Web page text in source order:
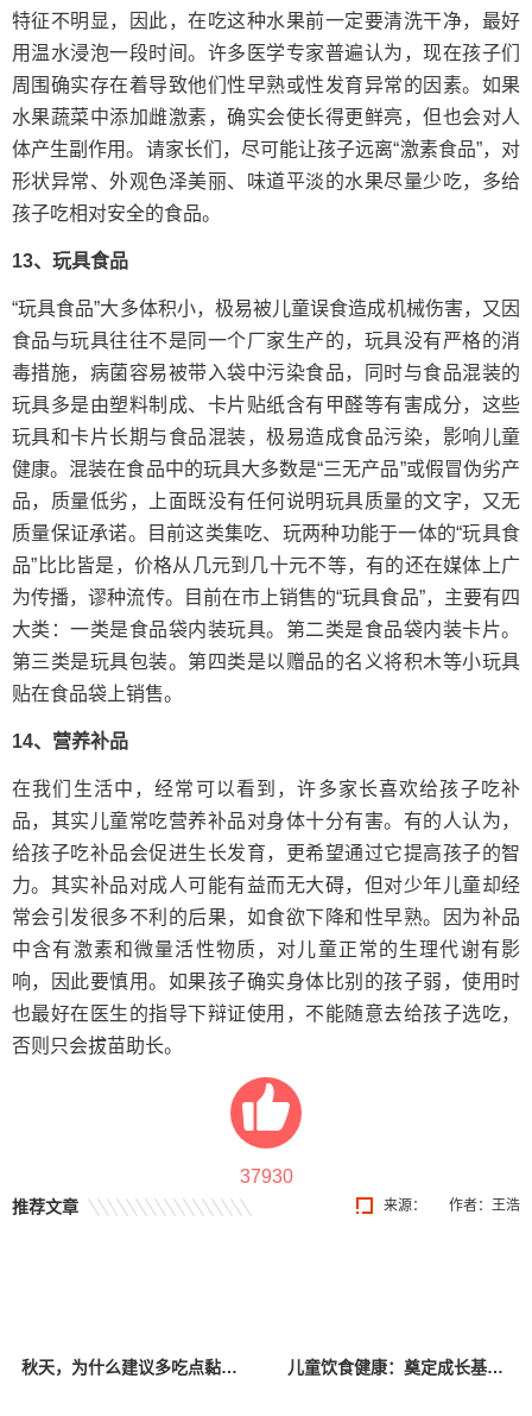
特征不明显，因此，在吃这种水果前一定要清洗干净，最好
用温水浸泡一段时间。许多医学专家普遍认为，现在孩子们
周围确实存在着导致他们性早熟或性发育异常的因素。如果
水果蔬菜中添加雌激素，确实会使长得更鲜亮，但也会对人
体产生副作用。请家长们，尽可能让孩子远离“激素食品”，对
形状异常、外观色泽美丽、味道平淡的水果尽量少吃，多给
孩子吃相对安全的食品。
13、玩具食品
“玩具食品”大多体积小，极易被儿童误食造成机械伤害，又因
食品与玩具往往不是同一个厂家生产的，玩具没有严格的消
毒措施，病菌容易被带入袋中污染食品，同时与食品混装的
玩具多是由塑料制成、卡片贴纸含有甲醛等有害成分，这些
玩具和卡片长期与食品混装，极易造成食品污染，影响儿童
健康。混装在食品中的玩具大多数是“三无产品”或假冒伪劣产
品，质量低劣，上面既没有任何说明玩具质量的文字，又无
质量保证承诺。目前这类集吃、玩两种功能于一体的“玩具食
品”比比皆是，价格从几元到几十元不等，有的还在媒体上广
为传播，谬种流传。目前在市上销售的“玩具食品”，主要有四
大类：一类是食品袋内装玩具。第二类是食品袋内装卡片。
第三类是玩具包装。第四类是以赠品的名义将积木等小玩具
贴在食品袋上销售。
14、营养补品
在我们生活中，经常可以看到，许多家长喜欢给孩子吃补
品，其实儿童常吃营养补品对身体十分有害。有的人认为，
给孩子吃补品会促进生长发育，更希望通过它提高孩子的智
力。其实补品对成人可能有益而无大碍，但对少年儿童却经
常会引发很多不利的后果，如食欲下降和性早熟。因为补品
中含有激素和微量活性物质，对儿童正常的生理代谢有影
响，因此要慎用。如果孩子确实身体比别的孩子弱，使用时
也最好在医生的指导下辩证使用，不能随意去给孩子选吃，
否则只会拔苗助长。
37930
来源： 作者：王浩
推荐文章
秋天，为什么建议多吃点黏液菜？ 儿童饮食健康：奠定成长基石的关键